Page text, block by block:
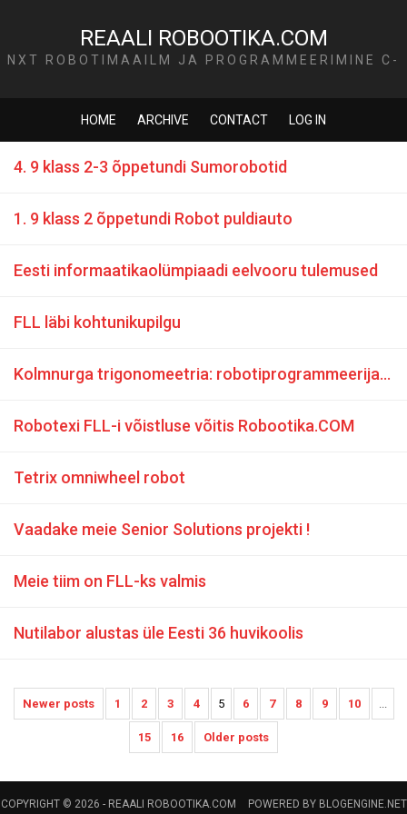
REAALI ROBOOTIKA.COM
NXT ROBOTIMAAILM JA PROGRAMMEERIMINE C-
HOME ARCHIVE CONTACT LOG IN
4. 9 klass 2-3 õppetundi Sumorobotid
1. 9 klass 2 õppetundi Robot puldiauto
Eesti informaatikaolümpiaadi eelvooru tulemused
FLL läbi kohtunikupilgu
Kolmnurga trigonomeetria: robotiprogrammeerija raudvara
Robotexi FLL-i võistluse võitis Robootika.COM
Tetrix omniwheel robot
Vaadake meie Senior Solutions projekti !
Meie tiim on FLL-ks valmis
Nutilabor alustas üle Eesti 36 huvikoolis
Newer posts 1 2 3 4 5 6 7 8 9 10 ...
15 16 Older posts
COPYRIGHT © 2026 - REAALI ROBOOTIKA.COM POWERED BY BLOGENGINE.NET